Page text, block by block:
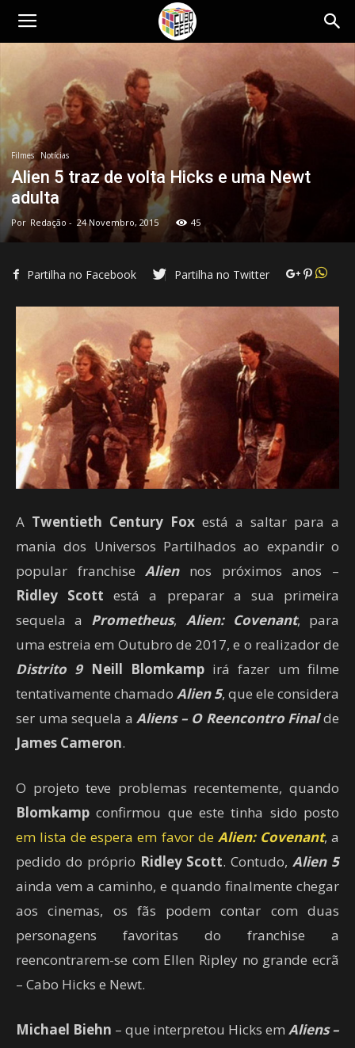
Cubo
Geek
Filmes Notícias
Alien 5 traz de volta Hicks e uma Newt
adulta
Por Redação - 24 Novembro, 2015 45
Partilha no Facebook Partilha no Twitter
A Twentieth Century Fox está a saltar para a
mania dos Universos Partilhados ao expandir o
popular franchise Aliennos próximos anos –
Ridley Scott está a preparar a sua primeira
sequela a Prometheus, Alien: Covenant, para
uma estreia em Outubro de 2017, e o realizador de
Distrito 9 Neill Blomkampirá fazer um filme
tentativamente chamado Alien 5, que ele considera
ser uma sequela a Aliens – O Reencontro Finalde
James Cameron.
O projeto teve problemas recentemente, quando
Blomkamp confirmou que este tinha sido posto
em lista de espera em favor de Alien: Covenant, a
pedido do próprio Ridley Scott. Contudo, Alien 5
ainda vem a caminho, e quando finalmente chegar
aos cinemas, os fãs podem contar com duas
personagens favoritas do franchise a
reencontrarem-se com Ellen Ripley no grande ecrã
– Cabo Hicks e Newt.
Michael Biehn – que interpretou Hicks em Aliens –